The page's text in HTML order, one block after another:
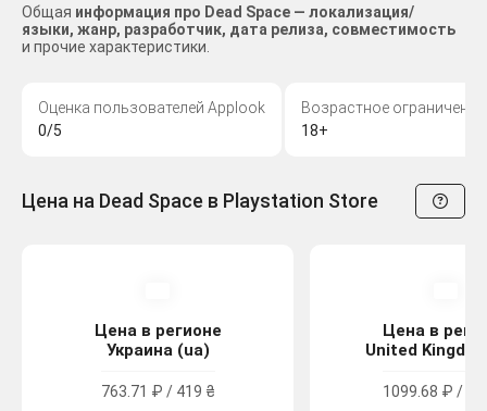
Общая информация про Dead Space — локализация/
языки, жанр, разработчик, дата релиза, совместимость
и прочие характеристики.
Оценка пользователей Applook
0/5
Возрастное ограничение
18+
Цена на Dead Space в Playstation Store
Цена в регионе
Украина (ua)
763.71 ₽ / 419 ₴
Цена в
United
1099.68 ₽ /